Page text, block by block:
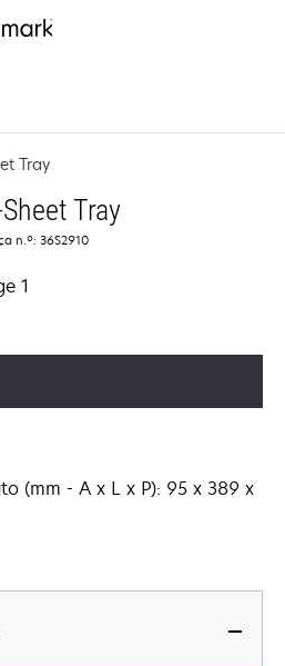
Tray
Tray
n.º: 36S2910
(mm - A x L x P): 95 x 389 x